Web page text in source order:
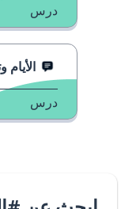
درس
الأيام
درس